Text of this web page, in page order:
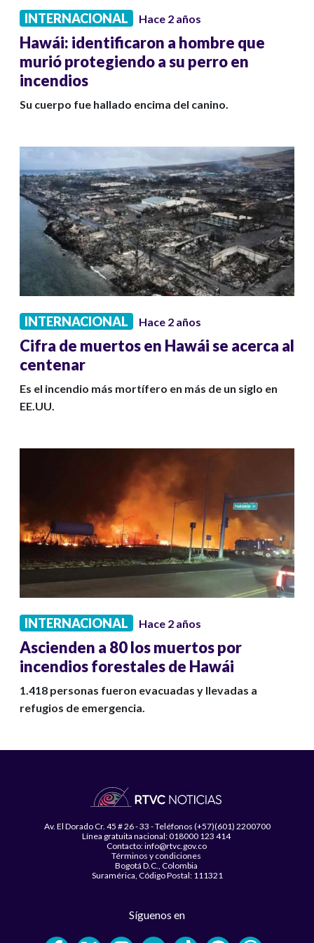
INTERNACIONAL Hace 2 años
Hawái: identificaron a hombre que
murió protegiendo a su perro en
incendios
Su cuerpo fue hallado encima del canino.
INTERNACIONAL Hace 2 años
Cifra de muertos en Hawái se acerca al
centenar
Es el incendio más mortífero en más de un siglo en
EE.UU.
INTERNACIONAL Hace 2 años
Ascienden a 80 los muertos por
incendios forestales de Hawái
1.418 personas fueron evacuadas y llevadas a
refugios de emergencia.
Av. El Dorado Cr. 45 # 26 - 33 - Teléfonos (+57)(601) 2200700
Línea gratuita nacional: 018000 123 414
Contacto: info@rtvc.gov.co
Términos y condiciones
Bogotá D.C., Colombia
Suramérica, Código Postal: 111321
Síguenos en